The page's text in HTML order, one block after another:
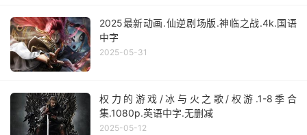
2025最新动画.仙逆剧场版.神临之战.4k.国语
中字
2025-05-31
权力的游戏/冰与火之歌/权游.1-8季合
集.1080p.英语中字.无删减
2025-05-12